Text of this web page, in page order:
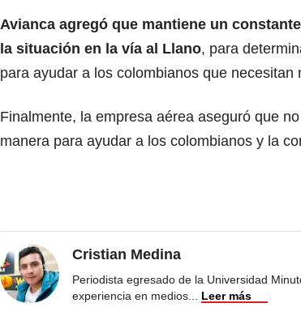
Avianca agregó que mantiene un
la situación en la vía al Llano, para
para ayudar a los colombianos que
Finalmente, la empresa aérea aseguró que
manera para ayudar a los colombianos y la
Cristian Medina
Periodista egresado de la Universidad
experiencia en medios
Leer más